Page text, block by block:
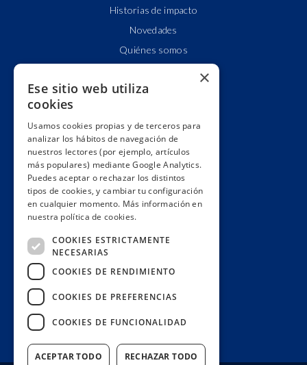
Historias de impacto
Novedades
Quiénes somos
Alianzas y redes
Impacto
Premios
Formación
Código ético
Re-publica
Muro de donantes
Únete aquí
×
Ese sitio web utiliza
cookies
Usamos cookies propias y de terceros para
analizar los hábitos de navegación de
nuestros lectores (por ejemplo, artículos
más populares) mediante Google Analytics.
Puedes aceptar o rechazar los distintos
tipos de cookies, y cambiar tu configuración
en cualquier momento. Más información en
nuestra política de cookies.
COOKIES ESTRICTAMENTE
NECESARIAS
COOKIES DE RENDIMIENTO
COOKIES DE PREFERENCIAS
COOKIES DE FUNCIONALIDAD
ACEPTAR TODO RECHAZAR TODO